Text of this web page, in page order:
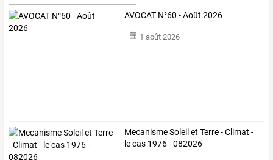
AVOCAT N°60 - Août 2026
1 août 2026
Mecanisme Soleil et Terre - Climat -
le cas 1976 - 082026